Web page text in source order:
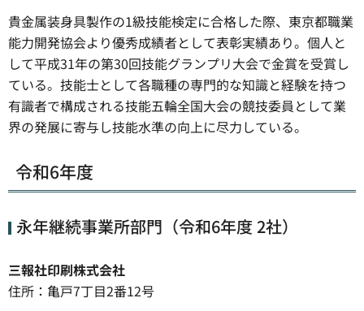
貴金属装身具製作の1級技能検定に合格した際、東京都職業
能力開発協会より優秀成績者として表彰実績あり。個人と
して平成31年の第30回技能グランプリ大会で金賞を受賞し
ている。技能士として各職種の専門的な知識と経験を持つ
有識者で構成される技能五輪全国大会の競技委員として業
界の発展に寄与し技能水準の向上に尽力している。
令和6年度
永年継続事業所部門（令和6年度 2社）
三報社印刷株式会社
住所：亀戸7丁目2番12号